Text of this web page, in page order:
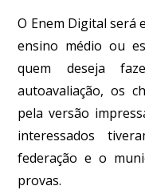
O Enem Digital será
ensino médio ou
quem deseja
autoavaliação, os
pela versão
interessados
federação e o
provas.